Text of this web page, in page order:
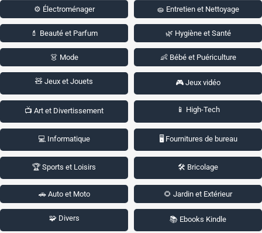
⚙️ Électroménager 🧽 Entretien et Nettoyage
💄 Beauté et Parfum 🌿 Hygiène et Santé
👗 Mode 👶 Bébé et Puériculture
🧸 Jeux et Jouets 🎮 Jeux vidéo
📺 Art et Divertissement 📱 High-Tech
💻 Informatique 🖥️ Fournitures de bureau
🏆 Sports et Loisirs 🛠️ Bricolage
🚗 Auto et Moto 🌻 Jardin et Extérieur
🧩 Divers 📚 Ebooks Kindle